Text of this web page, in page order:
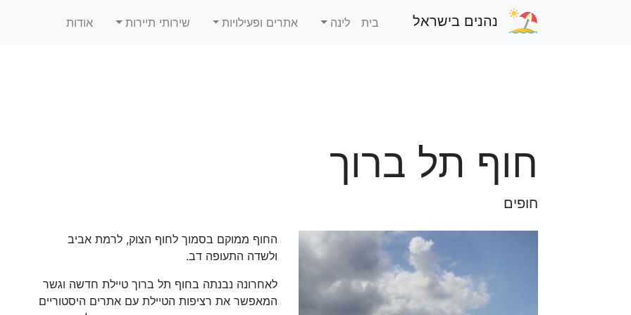
נהנים בישראל בית לינה אתרים ופעילויות שירותי תיירות אודות
חוף תל ברוך
חופים
החוף ממוקם בסמוך לחוף הצוק, לרמת אביב
ולשדה התעופה דב.
לאחרונה נבנתה בחוף תל ברוך טיילת חדשה וגשר
המאפשר את רציפות הטיילת עם אתרים היסטוריים